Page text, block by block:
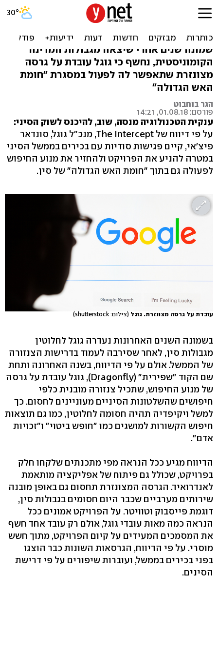
דיווח: גוגל עובדת על מנוע
חיפוש מצונזר - לסין
שמונה שנים אחרי שיצאה מגבולות המדינה
הקומוניסטית, נחשף כי גוגל עובדת על גרסה
מצונזרת שתאפשר לה לפעול במסגרת "חומת
האש הגדולה"
הגר בוחבוט
פורסם: 01.08.18, 14:21
ענקית הטכנולוגיה מנסה, שוב, להיכנס לשוק הסיני:
על פי דיווח של The Intercept, מנכ"ל גוגל, סונדאר
פיצ'אי, קיים פגישות סודיות עם בכירים בממשל הסיני
במטרה להניע את הפרויקט ולהחזיר את מנוע החיפוש
לפעולה גם בתוך "חומת האש הגדולה" של סין.
עובדת על גרסה מצונזרת. גוגל (צילום: shutterstock)
בשמונה השנים האחרונות נעדרה גוגל לחלוטין
מגבולות סין, לאחר שסירבה לעמוד בדרישות הצנזורה
של הממשל. אולם על פי הדיווח, בשנה האחרונה ותחת
שם הקוד "שפירית" (Dragonfly), גוגל עובדת על גרסה
של מנוע החיפוש, שתכיל צנזורה מובנית כלפי
חיפושים שהשלטונות הסיניים מעוניינים לחסום. כך
למשל ויקיפדיה תהיה חסומה לחלוטין, כמו גם תוצאות
חיפוש הקשורות למושגים כמו "חופש ביטוי" ו"זכויות
אדם".
הדיווח מגיע ככל הנראה מפי מתכנתים שלקחו חלק
בפרויקט, שכולל גם פיתוח של אפליקציה מותאמת
לאנדרואיד. הגרסה המצונזרת תחסום גם באופן מובנה
שירותים מערביים שכבר היום חסומים בגבולות סין,
דוגמת פייסבוק וטוויטר. על הפרויקט אמונים ככל
הנראה כמה מאות עובדי גוגל, אולם רק עובד אחד חשף
את המסמכים המעידים על קיום הפרויקט, מתוך חשש
מוסרי. על פי הדיווח, הגרסאות השונות כבר הוצגו
בפני בכירים בממשל, ועוברות שיפורים על פי דרישת
הסינים.